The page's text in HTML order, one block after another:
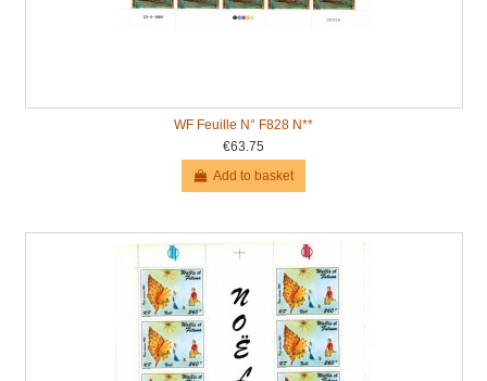
WF Feuille N° F828 N**
€63.75
Add to basket